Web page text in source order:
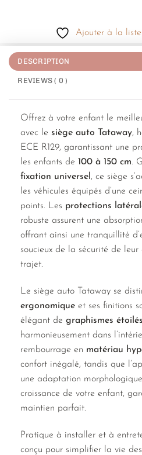
Ajouter à la
DESCRIPTION
REVIEWS ( 0 )
Offrez à votre enfant le
avec le siège auto Tataway,
ECE R129, garantissant une
les enfants de 100 à 150 cm.
fixation universel , ce siège
les véhicules équipés d’une
points. Les protections
robuste assurent une
offrant ainsi une tranquillité
soucieux de la sécurité de
trajet.
Le siège auto Tataway se
ergonomique et ses finitions
élégant de graphismes étoilés
harmonieusement dans
rembourrage en matériau
confort inégalé, tandis que
une adaptation
croissance de votre enfant,
maintien parfait.
Pratique à installer et à
conçu pour simplifier la vie